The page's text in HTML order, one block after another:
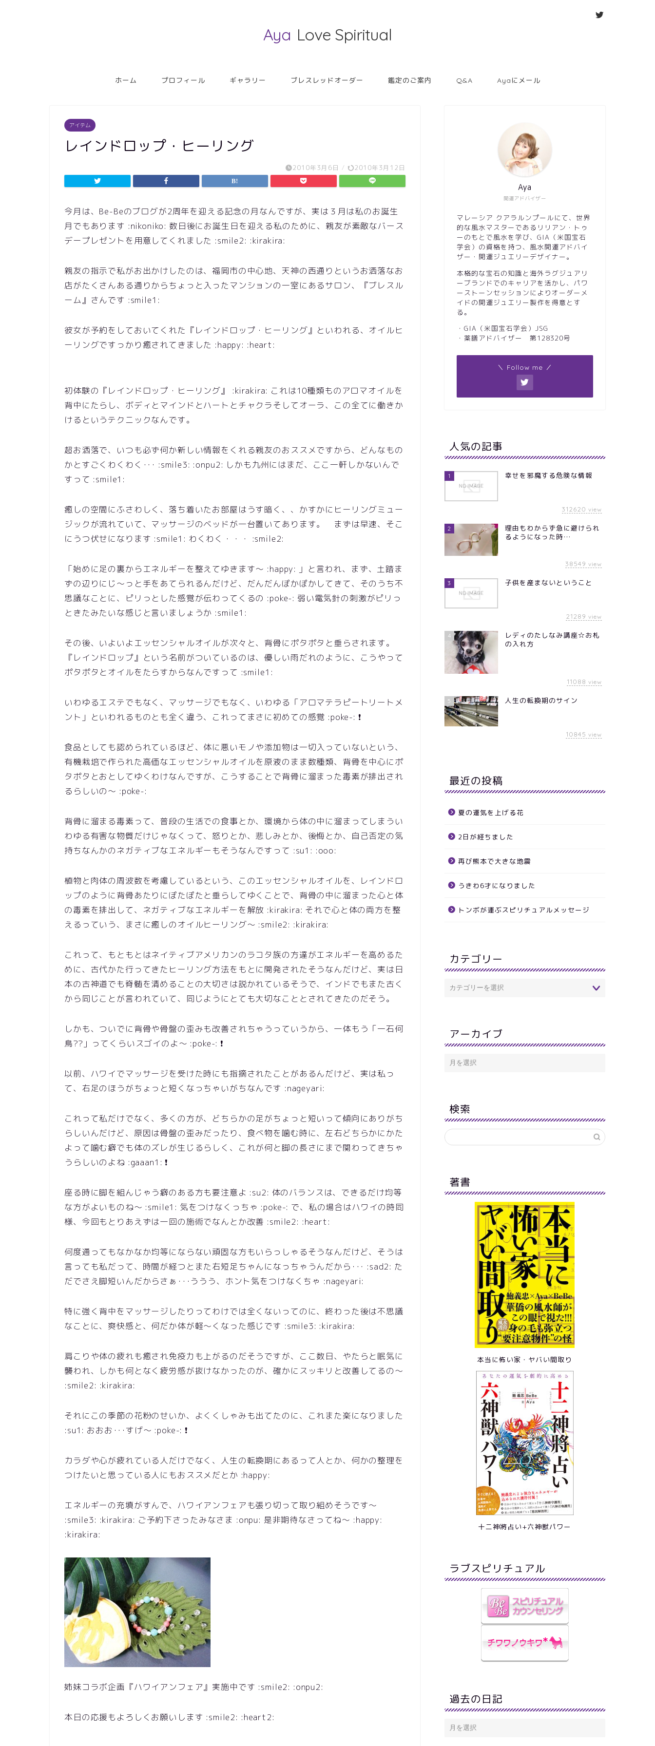
Aya Love Spiritual
ホーム プロフィール ギャラリー ブレスレッドオーダー 鑑定のご案内 Q&A Ayaにメール
アイテム
レインドロップ・ヒーリング
2010年3月6日 / 2010年3月12日
今月は、Be-Beのブログが2周年を迎える記念の月なんですが、実は３月は私のお誕生
月でもあります :nikoniko: 数日後にお誕生日を迎える私のために、親友が素敵なバース
デープレゼントを用意してくれました :smile2: :kirakira:
親友の指示で私がお出かけしたのは、福岡市の中心地、天神の西通りというお洒落なお
店がたくさんある通りからちょっと入ったマンションの一室にあるサロン、『ブレスル
ーム』さんです :smile1:
彼女が予約をしておいてくれた『レインドロップ・ヒーリング』といわれる、オイルヒ
ーリングですっかり癒されてきました :happy: :heart:
初体験の『レインドロップ・ヒーリング』 :kirakira: これは10種類ものアロマオイルを
背中にたらし、ボディとマインドとハートとチャクラそしてオーラ、この全てに働きか
けるというテクニックなんです。
超お洒落で、いつも必ず何か新しい情報をくれる親友のおススメですから、どんなもの
かとすごくわくわく･･･ :smile3: :onpu2: しかも九州にはまだ、ここ一軒しかないんで
すって :smile1:
癒しの空間にふさわしく、落ち着いたお部屋はうす暗く、、かすかにヒーリングミュー
ジックが流れていて、マッサージのベッドが一台置いてあります。 まずは早速、そこ
にうつ伏せになります :smile1: わくわく・・・ :smile2:
「始めに足の裏からエネルギーを整えてゆきます～ :happy: 」と言われ、まず、土踏ま
ずの辺りにじ～っと手をあてられるんだけど、だんだんぽかぽかしてきて、そのうち不
思議なことに、ピリっとした感覚が伝わってくるの :poke-: 弱い電気針の刺激がピリっ
ときたみたいな感じと言いましょうか :smile1:
その後、いよいよエッセンシャルオイルが次々と、背骨にポタポタと垂らされます。
『レインドロップ』という名前がついているのは、優しい雨だれのように、こうやって
ポタポタとオイルをたらすからなんですって :smile1:
いわゆるエステでもなく、マッサージでもなく、いわゆる「アロマテラピートリートメ
ント」といわれるものとも全く違う、これってまさに初めての感覚 :poke-: ❗
食品としても認められているほど、体に悪いモノや添加物は一切入っていないという、
有機栽培で作られた高価なエッセンシャルオイルを原液のまま数種類、背骨を中心にポ
タポタとおとしてゆくわけなんですが、こうすることで背骨に溜まった毒素が排出され
るらしいの～ :poke-:
背骨に溜まる毒素って、普段の生活での食事とか、環境から体の中に溜まってしまうい
わゆる有害な物質だけじゃなくって、怒りとか、悲しみとか、後悔とか、自己否定の気
持ちなんかのネガティブなエネルギーもそうなんですって :su1: :ooo:
植物と肉体の周波数を考慮しているという、このエッセンシャルオイルを、レインドロ
ップのように背骨あたりにぽたぽたと垂らしてゆくことで、背骨の中に溜まった心と体
の毒素を排出して、ネガティブなエネルギーを解放 :kirakira: それで心と体の両方を整
えるっていう、まさに癒しのオイルヒーリング～ :smile2: :kirakira:
これって、もともとはネイティブアメリカンのラコタ族の方達がエネルギーを高めるた
めに、古代かた行ってきたヒーリング方法をもとに開発されたそうなんだけど、実は日
本の古神道でも脊髄を清めることの大切さは説かれているそうで、インドでもまた古く
から同じことが言われていて、同じようにとても大切なこととされてきたのだそう。
しかも、ついでに背骨や骨盤の歪みも改善されちゃうっていうから、一体もう「一石何
鳥??」ってくらいスゴイのよ～ :poke-: ❗
以前、ハワイでマッサージを受けた時にも指摘されたことがあるんだけど、実は私っ
て、右足のほうがちょっと短くなっちゃいがちなんです :nageyari:
これって私だけでなく、多くの方が、どちらかの足がちょっと短いって傾向にありがち
らしいんだけど、原因は骨盤の歪みだったり、食べ物を噛む時に、左右どちらかにかた
よって噛む癖でも体のズレが生じるらしく、これが何と脚の長さにまで関わってきちゃ
うらしいのよね :gaaan1: ❗
座る時に脚を組んじゃう癖のある方も要注意よ :su2: 体のバランスは、できるだけ均等
な方がよいものね～ :smile1: 気をつけなくっちゃ :poke-: で、私の場合はハワイの時同
様、今回もとりあえずは一回の施術でなんとか改善 :smile2: :heart:
何度通ってもなかなか均等にならない頑固な方もいらっしゃるそうなんだけど、そうは
言っても私だって、時間が経つとまた右短足ちゃんになっちゃうんだから･･･ :sad2: た
だでさえ脚短いんだからさぁ･･･ううう、ホント気をつけなくちゃ :nageyari:
特に強く背中をマッサージしたりってわけでは全くないってのに、終わった後は不思議
なことに、爽快感と、何だか体が軽～くなった感じです :smile3: :kirakira:
肩こりや体の疲れも癒され免疫力も上がるのだそうですが、ここ数日、やたらと眠気に
襲われ、しかも何となく疲労感が抜けなかったのが、確かにスッキリと改善してるの～
:smile2: :kirakira:
それにこの季節の花粉のせいか、よくくしゃみも出てたのに、これまた楽になりました
:su1: おおお･･･すげ～ :poke-: ❗
カラダや心が疲れている人だけでなく、人生の転換期にあるって人とか、何かの整理を
つけたいと思っている人にもおススメだとか :happy:
エネルギーの充填がすんで、ハワイアンフェアも張り切って取り組めそうです～
:smile3: :kirakira: ご予約下さったみなさま :onpu: 是非期待なさってね～ :happy:
:kirakira:
姉妹コラボ企画『ハワイアンフェア』実施中です :smile2: :onpu2:
本日の応援もよろしくお願いします :smile2: :heart2:
開運アドバイザー
Aya
マレーシア クアラルンプールにて、世界
的な風水マスターであるリリアン・トゥ
ーのもとで風水を学び、GIA（米国宝石
学会）の資格を持つ、風水開運アドバイ
ザー・開運ジュエリーデザイナー。
本格的な宝石の知識と海外ラグジュアリ
ーブランドでのキャリアを活かし、パワ
ーストーンセッションによりオーダーメ
イドの開運ジュエリー製作を得意とす
る。
・GIA（米国宝石学会）JSG
・薬膳アドバイザー 第128320号
＼ Follow me ／
人気の記事
1 幸せを邪魔する危険な情報
312620 view
2
理由もわからず急に避けられ
るようになった時…
38549 view
3 子供を産まないということ
21289 view
4
レディのたしなみ講座☆お札
の入れ方
11088 view
5 人生の転換期のサイン
10845 view
最近の投稿
夏の運気を上げる花
2日が経ちました
再び熊本で大きな地震
うきわ6才になりました
トンボが運ぶスピリチュアルメッセージ
カテゴリー
アーカイブ
検索
著書
本当に怖い家・ヤバい間取り
十二神將占い+六神獣パワー
ラブスピリチュアル
過去の日記